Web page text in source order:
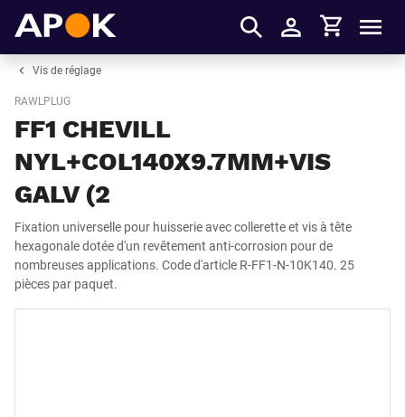
S'identifier
Panier
Vis de réglage
RAWLPLUG
FF1 CHEVILL
NYL+COL140X9.7MM+VIS
GALV (2
Fixation universelle pour huisserie avec collerette et vis à tête
hexagonale dotée d'un revêtement anti-corrosion pour de
nombreuses applications. Code d'article R-FF1-N-10K140. 25
pièces par paquet.